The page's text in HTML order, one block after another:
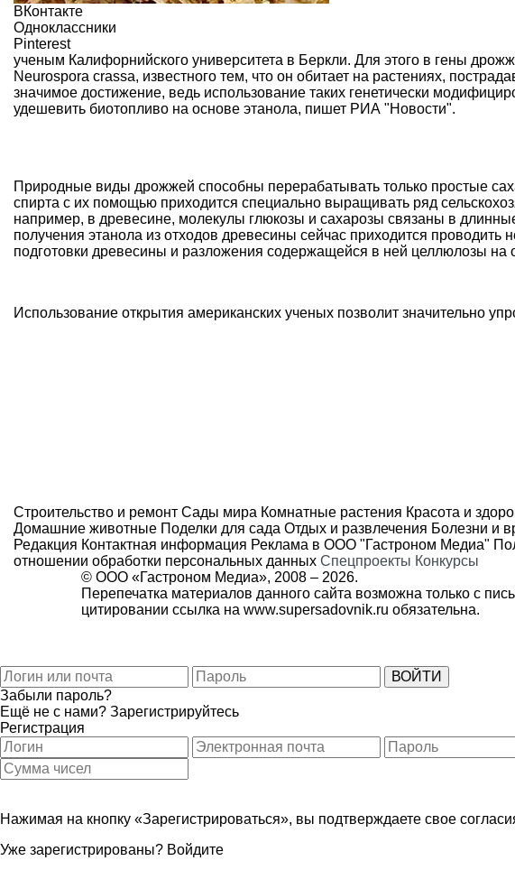
ВКонтакте
Одноклассники
Pinterest
ученым Калифорнийского университета в Беркли. Для этого в гены
Neurospora crassa, известного тем, что он обитает на растениях,
значимое достижение, ведь использование таких генетически
удешевить биотопливо на основе этанола, пишет РИА "Новости".
Природные виды дрожжей способны перерабатывать только простые
спирта с их помощью приходится специально выращивать ряд
например, в древесине, молекулы глюкозы и сахарозы связаны в
получения этанола из отходов древесины сейчас приходится проводить
подготовки древесины и разложения содержащейся в ней целлюлозы на
Использование открытия американских ученых позволит значительно
Строительство и ремонт Сады мира Комнатные растения Красота и
Домашние животные Поделки для сада Отдых и развлечения Болезни и
Редакция Контактная информация Реклама в ООО "Гастроном Медиа"
отношении обработки персональных данных Спецпроекты Конкурсы
© ООО «Гастроном Медиа», 2008 – 2026.
Перепечатка материалов данного сайта возможна только с
цитировании ссылка на www.supersadovnik.ru обязательна.
Забыли пароль?
Ещё не с нами? Зарегистрируйтесь
Регистрация
Нажимая на кнопку «Зарегистрироваться», вы подтверждаете свое
Уже зарегистрированы? Войдите